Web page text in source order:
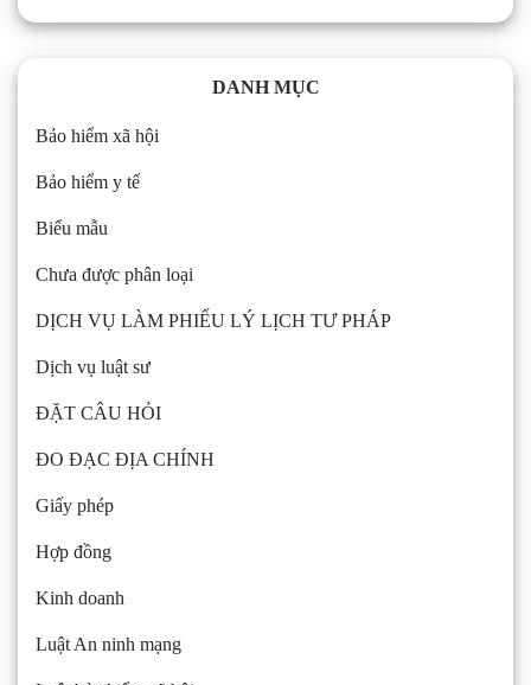
DANH MỤC
Bảo hiểm xã hội
Bảo hiểm y tế
Biểu mẫu
Chưa được phân loại
DỊCH VỤ LÀM PHIẾU LÝ LỊCH TƯ PHÁP
Dịch vụ luật sư
ĐẶT CÂU HỎI
ĐO ĐẠC ĐỊA CHÍNH
Giấy phép
Hợp đồng
Kinh doanh
Luật An ninh mạng